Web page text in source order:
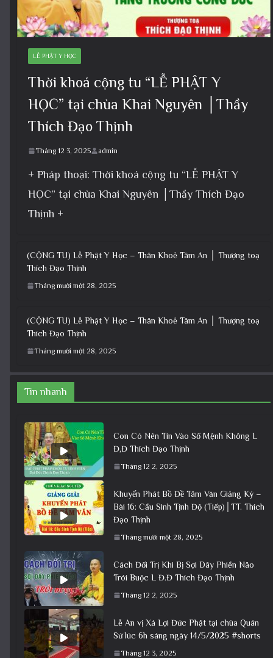
LỄ PHẬT Y HỌC
Thời khoá cộng tu “LỄ PHẬT Y
HỌC” tại chùa Khai Nguyên │Thầy
Thích Đạo Thịnh
Tháng 12 3, 2025 admin
+ Pháp thoại: Thời khoá cộng tu “LỄ PHẬT Y
HỌC” tại chùa Khai Nguyên │Thầy Thích Đạo
Thịnh +
(CỘNG TU) Lễ Phật Y Học – Thân Khoẻ Tâm An │ Thượng toạ
Thích Đạo Thịnh
Tháng mười một 28, 2025
(CỘNG TU) Lễ Phật Y Học – Thân Khoẻ Tâm An │ Thượng toạ
Thích Đạo Thịnh
Tháng mười một 28, 2025
Tin nhanh
Con Có Nên Tin Vào Số Mệnh Không L
Đ,Đ Thích Đạo Thịnh
Tháng 12 2, 2025
Khuyến Phát Bồ Đề Tâm Văn Giảng Ký –
Bài 16: Cầu Sinh Tịnh Độ (Tiếp)│TT. Thích
Đạo Thịnh
Tháng mười một 28, 2025
Cách Đối Trị Khi Bị Sợi Dây Phiền Não
Trói Buộc L Đ.Đ Thích Đạo Thịnh
Tháng 12 2, 2025
Lễ An vị Xá Lợi Đức Phật tại chùa Quán
Sứ lúc 6h sáng ngày 14/5/2025 #shorts
Tháng 12 3, 2025